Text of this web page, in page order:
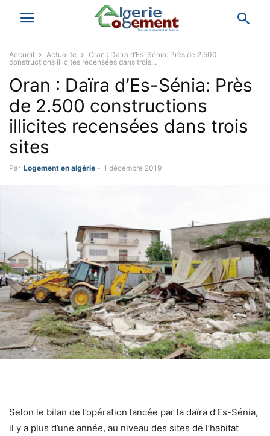
Accueil Actualite
Oran : Daïra d’Es-Sénia: Près de 2.500
constructions illicites recensées dans trois...
Oran : Daïra d’Es-Sénia: Près
de 2.500 constructions
illicites recensées dans trois
sites
Par Logement en algérie - 1 décembre 2019
Selon le bilan de l’opération lancée par la daïra d’Es-Sénia,
il y a plus d’une année, au niveau des sites de l’habitat